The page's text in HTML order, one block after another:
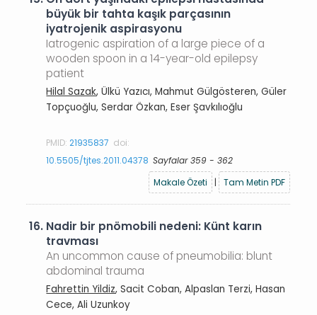
büyük bir tahta kaşık parçasının
iyatrojenik aspirasyonu
Iatrogenic aspiration of a large piece of a
wooden spoon in a 14-year-old epilepsy
patient
Hilal Sazak, Ülkü Yazıcı, Mahmut Gülgösteren, Güler
Topçuoğlu, Serdar Özkan, Eser Şavkılıoğlu
PMID:21935837 doi:
10.5505/tjtes.2011.04378 Sayfalar 359 - 362
Makale Özeti
| Tam Metin PDF
16. Nadir bir pnömobili nedeni: Künt karın
travması
An uncommon cause of pneumobilia: blunt
abdominal trauma
Fahrettin Yildiz, Sacit Coban, Alpaslan Terzi, Hasan
Cece, Ali Uzunkoy